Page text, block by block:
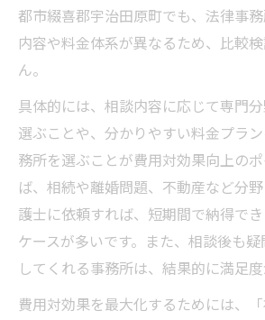
都市綴喜郡宇治田原町でも、法律事
内容や料金体系が異なるため、比較
ん。
具体的には、相談内容に応じて専門
選ぶことや、分かりやすい料金プラ
務所を選ぶことが費用対効果向上の
ば、相続や離婚問題、不動産など分
護士に依頼すれば、短期間で納得で
ケースが多いです。また、相談後も
してくれる事務所は、結果的に満足度
費用対効果を最大化するためには、「